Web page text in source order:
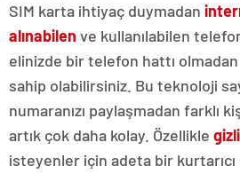
SIM karta ihtiyaç duymadan
alınabilen ve kullanılabilen
elinizde bir telefon hattı
sahip olabilirsiniz. Bu teknoloji
numaranızı paylaşmadan farklı
artık çok daha kolay. Özellikle
isteyenler için adeta bir